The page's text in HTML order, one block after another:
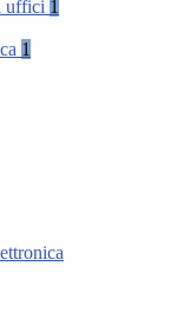
uffici 1
1